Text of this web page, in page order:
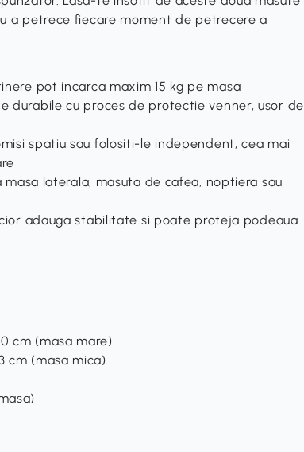
a petrece fiecare moment de petrecere a
pot incarca maxim 15 kg pe masa
durabile cu proces de protectie venner, usor de
spatiu sau folositi-le independent, cea mai
laterala, masuta de cafea, noptiera sau
adauga stabilitate si poate proteja podeaua
cm (masa mare)
cm (masa mica)